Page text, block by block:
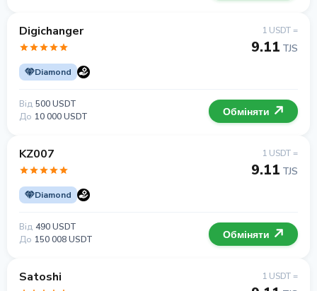
Digichanger
Diamond
1 USDT =
9.11 TJS
Від 500 USDT
До 10 000 USDT Обміняти
KZ007
Diamond
1 USDT =
9.11 TJS
Від 490 USDT
До 150 008 USDT Обміняти
Satoshi 1 USDT =